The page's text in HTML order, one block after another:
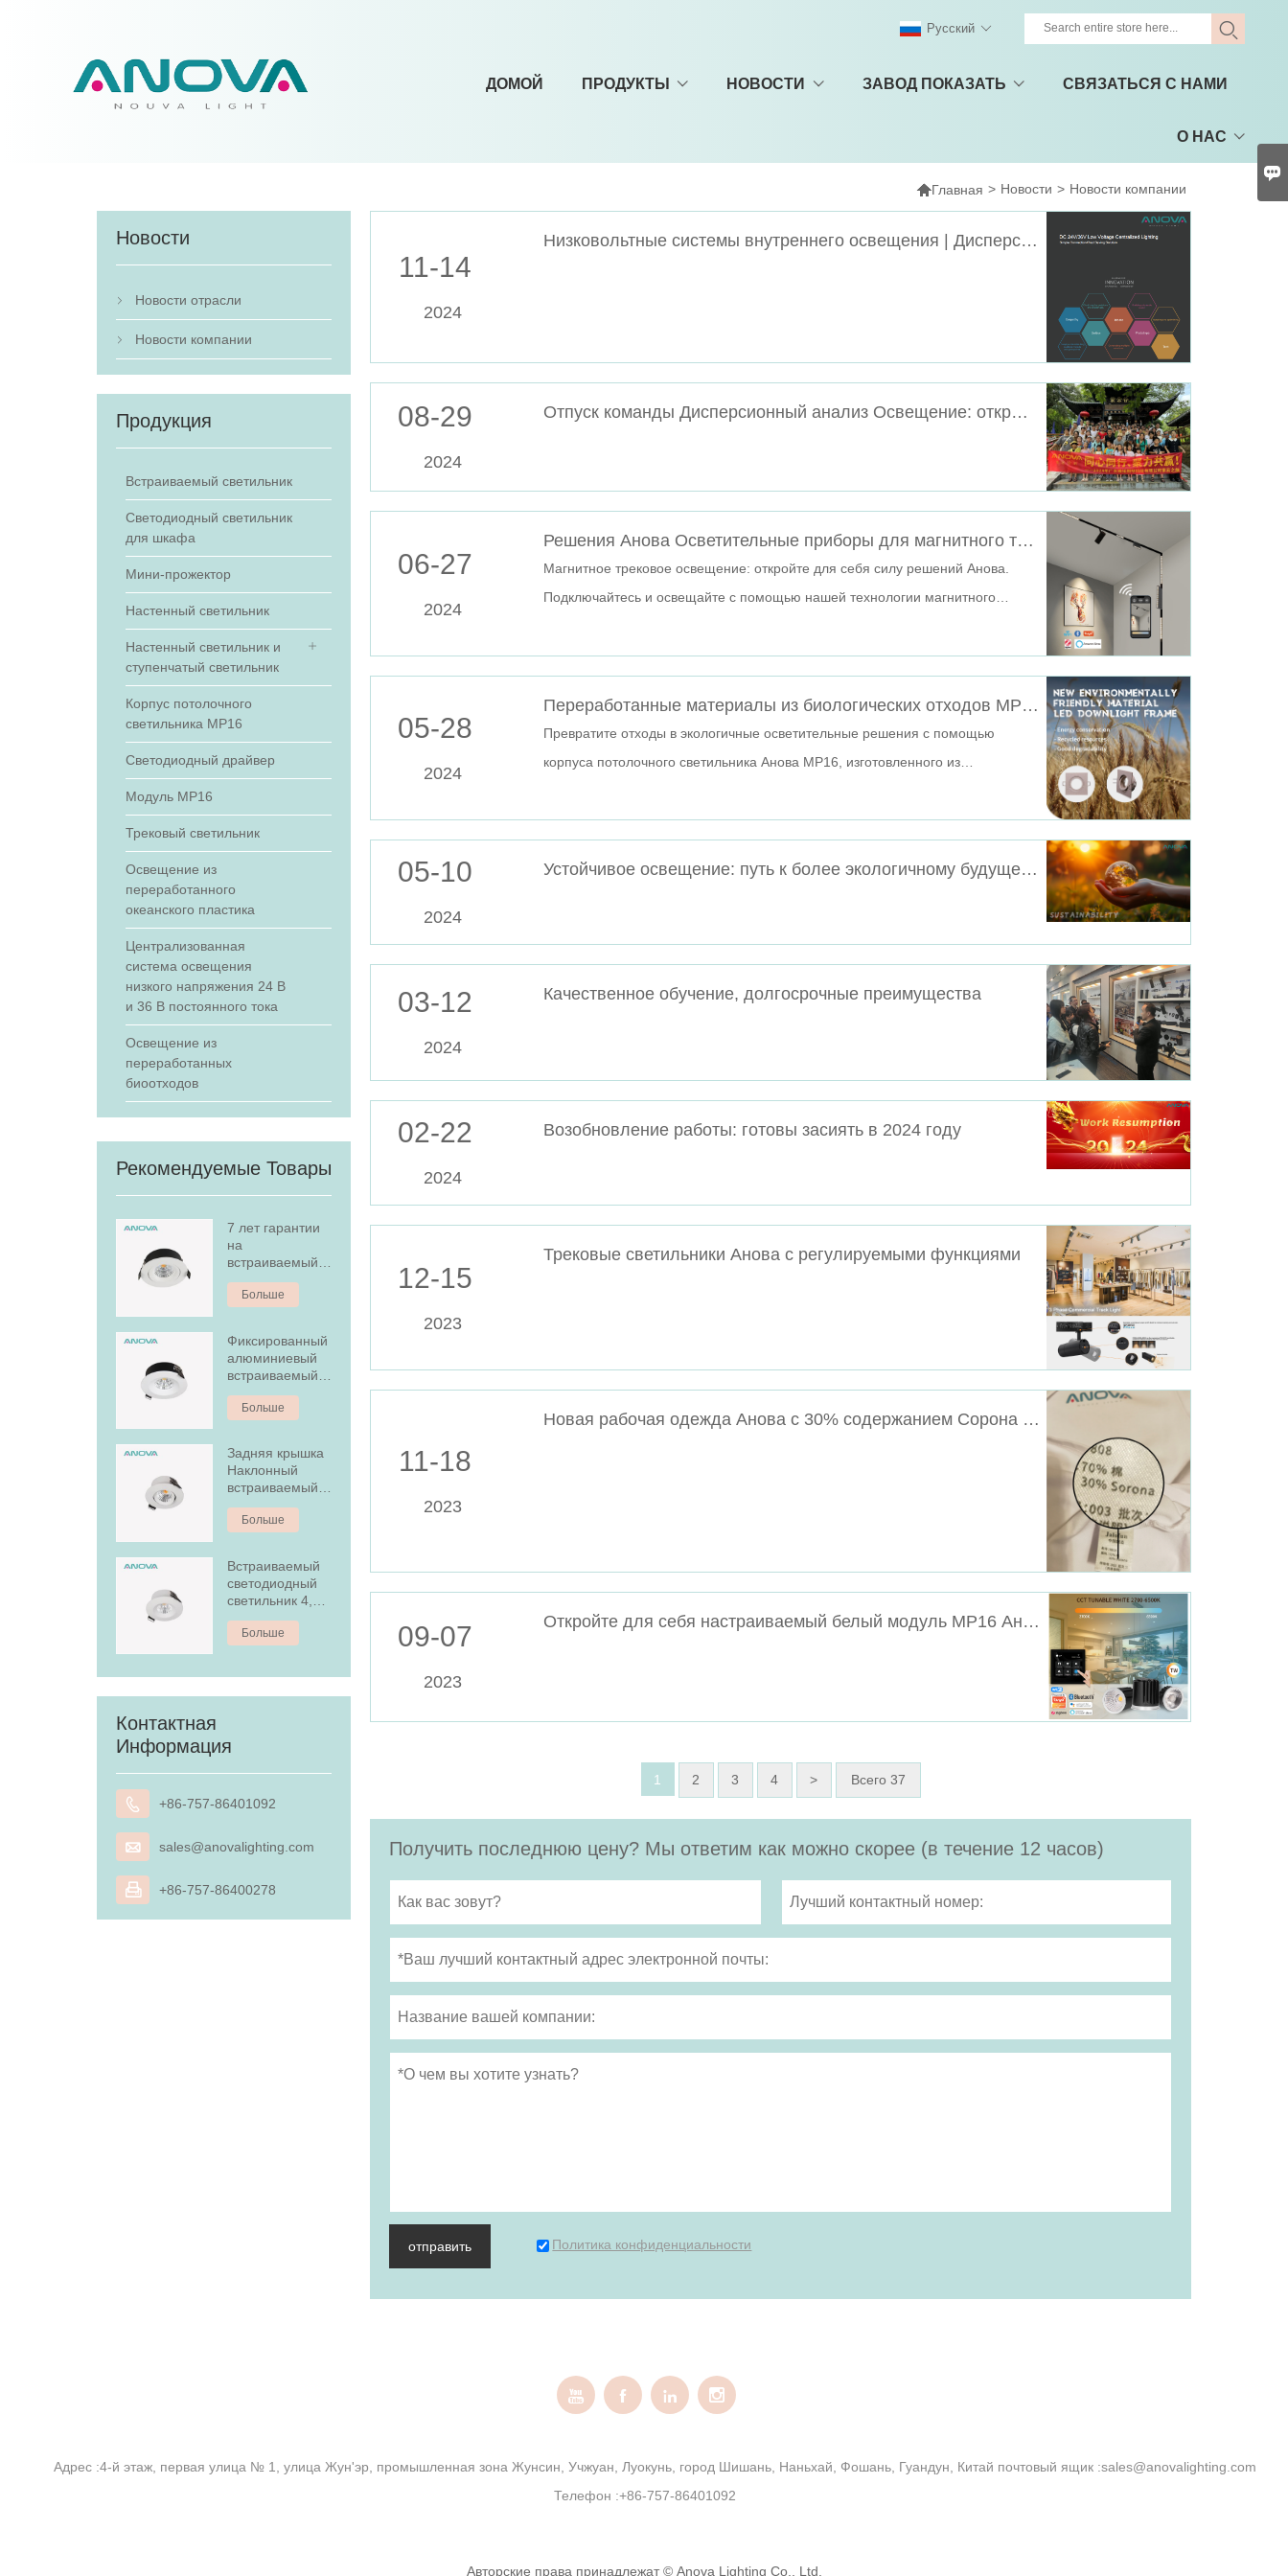
ДОМОЙ ПРОДУКТЫ НОВОСТИ ЗАВОД ПОКАЗАТЬ СВЯЗАТЬСЯ С НАМИ
О НАС
Pусский
Главная > Новости > Новости компании
Новости
 Новости отрасли
 Новости компании
Продукция
Встраиваемый светильник
Светодиодный светильник
для шкафа
Мини-прожектор
Настенный светильник
Настенный светильник и
ступенчатый светильник
Корпус потолочного
светильника МР16
Светодиодный драйвер
Модуль МР16
Трековый светильник
Освещение из
переработанного
океанского пластика
Централизованная
система освещения
низкого напряжения 24 В
и 36 В постоянного тока
Освещение из
переработанных
биоотходов
Рекомендуемые Товары
7 лет гарантии
на
встраиваемый
светодиодный
светильник с
Больше
Фиксированный
алюминиевый
встраиваемый
светодиодный
светильник
яркостью
Больше
Задняя крышка
Наклонный
встраиваемый
светодиодный
светильник
Больше
Встраиваемый
светодиодный
светильник 4,5
Вт с
антибликовым
Больше
Контактная
Информация
 +86-757-86401092
 sales@anovalighting.com
 +86-757-86400278
11-14
2024
Низковольтные системы внутреннего освещения | Дисперсионный анализ Освещение Решения
08-29
2024
Отпуск команды Дисперсионный анализ Освещение: открытие безмятежности долины Цзыюнь
06-27
2024
Решения Анова Осветительные приборы для магнитного трекового освещения
Магнитное трековое освещение: откройте для себя силу решений Анова.
Подключайтесь и освещайте с помощью нашей технологии магнитного
05-28
2024
Переработанные материалы из биологических отходов МР16 Корпус потолочного светильника: преобразование отходов в осветительные решения
Превратите отходы в экологичные осветительные решения с помощью
корпуса потолочного светильника Анова МР16, изготовленного из
варианты прямо сейчас!
05-10
2024
Устойчивое освещение: путь к более экологичному будущему
03-12
2024
Качественное обучение, долгосрочные преимущества
02-22
2024
Возобновление работы: готовы засиять в 2024 году
12-15
2023
Трековые светильники Анова с регулируемыми функциями
11-18
2023
Новая рабочая одежда Анова с 30% содержанием Сорона от Дюпон
09-07
2023
Откройте для себя настраиваемый белый модуль МР16 Анова 24 В постоянного тока
1 2 3 4 > Всего 37
Получить последнюю цену? Мы ответим как можно скорее (в течение 12 часов)
отправить Политика конфиденциальности
   
Адрес :4-й этаж, первая улица № 1, улица Жун'эр, промышленная зона Жунсин, Учжуан, Луокунь, город Шишань, Наньхай, Фошань, Гуандун, Китай почтовый ящик :sales@anovalighting.com
Телефон :+86-757-86401092
Авторские права принадлежат © Anova Lighting Co., Ltd.
